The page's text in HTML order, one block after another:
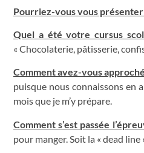
Pourriez-vous vous présenter
Quel a été votre cursus
« Chocolaterie, pâtisserie,
Comment avez-vous
puisque nous connaissons en
mois que je m’y prépare.
Comment s’est passée
pour manger. Soit la « dead